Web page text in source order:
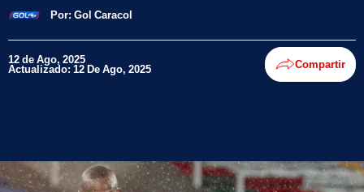
Por: Gol Caracol
12 de Ago, 2025
Actualizado: 12 De Ago, 2025 Compartir